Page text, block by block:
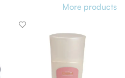
More products